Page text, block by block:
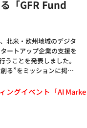
「GFR Fund
北米・欧州地域のデジタ
ートアップ企業の支援を
ことを発表しました。
る”をミッションに掲…
ングイベント「AI Marke